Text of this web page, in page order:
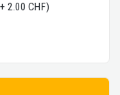
2.00 CHF)